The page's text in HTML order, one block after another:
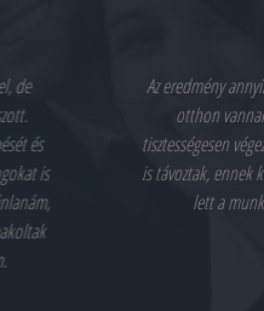
Az eredmény annyira jó lett, hogy
otthon vannak-e a szomszédok. A
tisztességesen végezték, mivel korábban
is távoztak, ennek köszönhetően pedig
lett a munka. Teljesen elégedett